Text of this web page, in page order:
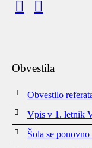
Obvestila
Obvestilo
Vpis v 1. letnik
Šola se